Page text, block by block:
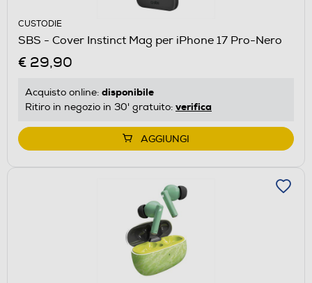
CUSTODIE
SBS - Cover Instinct Mag per iPhone 17 Pro-Nero
€ 29,90
Acquisto online: disponibile
Ritiro in negozio in 30' gratuito: verifica
AGGIUNGI